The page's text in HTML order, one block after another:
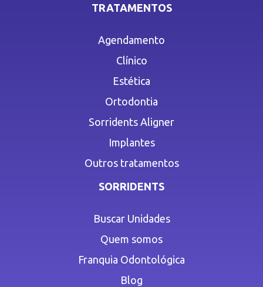
TRATAMENTOS
Agendamento
Clínico
Estética
Ortodontia
Sorridents Aligner
Implantes
Outros tratamentos
SORRIDENTS
Buscar Unidades
Quem somos
Franquia Odontológica
Blog